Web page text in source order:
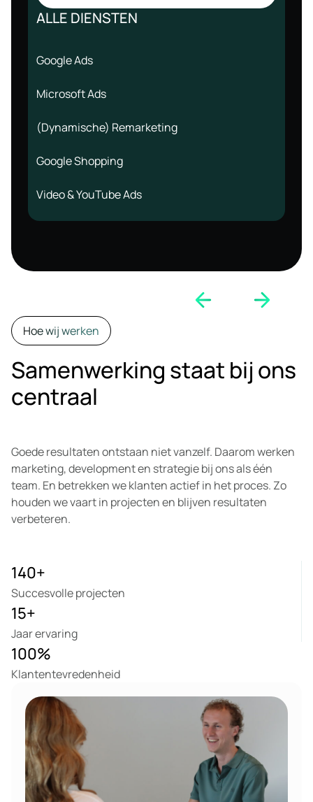
ALLE DIENSTEN
Google Ads
Microsoft Ads
(Dynamische) Remarketing
Google Shopping
Video & YouTube Ads
Hoe wij werken
Samenwerking staat bij ons
centraal
Goede resultaten ontstaan niet vanzelf. Daarom werken
marketing, development en strategie bij ons als één
team. En betrekken we klanten actief in het proces. Zo
houden we vaart in projecten en blijven resultaten
verbeteren.
Succesvolle projecten
140+
Jaar ervaring
15+
Klantentevredenheid
100%